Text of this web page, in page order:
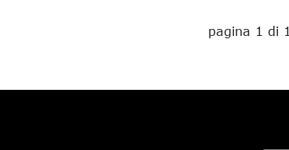
pagina 1 di 1